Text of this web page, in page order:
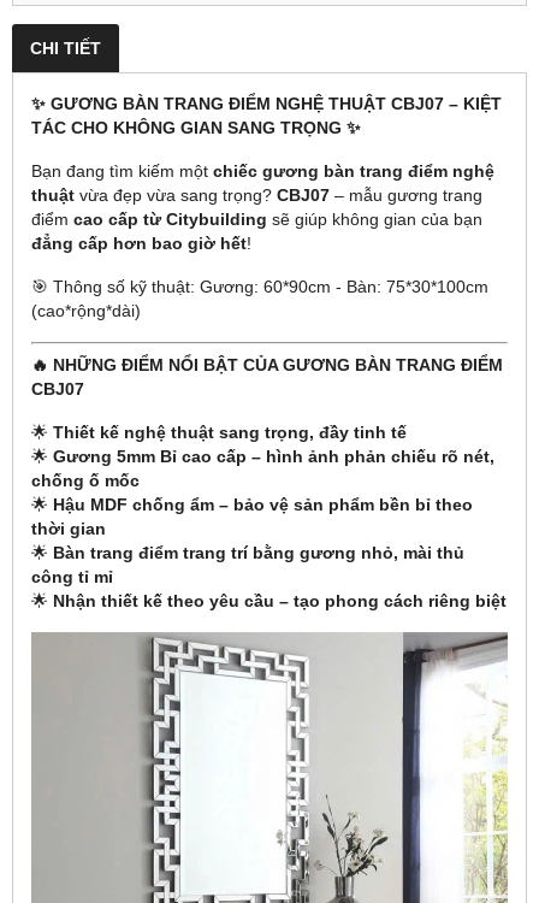
CHI TIẾT
✨ GƯƠNG BÀN TRANG ĐIỂM NGHỆ THUẬT CBJ07 – KIỆT
TÁC CHO KHÔNG GIAN SANG TRỌNG ✨
Bạn đang tìm kiếm một chiếc gương bàn trang điểm nghệ
thuật vừa đẹp vừa sang trọng? CBJ07 – mẫu gương trang
điểm cao cấp từ Citybuilding sẽ giúp không gian của bạn
đẳng cấp hơn bao giờ hết!
🎯 Thông số kỹ thuật: Gương: 60*90cm - Bàn: 75*30*100cm
(cao*rộng*dài)
🔥 NHỮNG ĐIỂM NỔI BẬT CỦA GƯƠNG BÀN TRANG ĐIỂM
CBJ07
🌟 Thiết kế nghệ thuật sang trọng, đầy tinh tế
🌟 Gương 5mm Bỉ cao cấp – hình ảnh phản chiếu rõ nét,
chống ố mốc
🌟 Hậu MDF chống ẩm – bảo vệ sản phẩm bền bỉ theo
thời gian
🌟 Bàn trang điểm trang trí bằng gương nhỏ, mài thủ
công tỉ mỉ
🌟 Nhận thiết kế theo yêu cầu – tạo phong cách riêng biệt